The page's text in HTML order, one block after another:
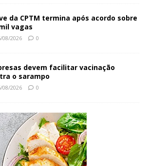
da CPTM termina após acordo sobre
vagas
08/2026 0
devem facilitar vacinação
o sarampo
08/2026 0